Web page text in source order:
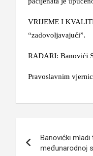
VRIJEME I
“zadovoljavajući”.
RADARI: Banovići
Pravoslavnim
članaka
Banovićki mladi
međunarodnoj